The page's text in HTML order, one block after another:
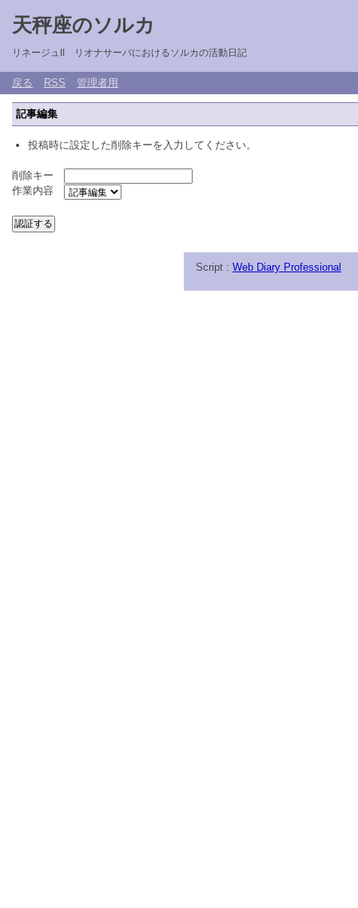
天秤座のソルカ
リネージュII リオナサーバにおけるソルカの活動日記
戻る RSS 管理者用
記事編集
投稿時に設定した削除キーを入力してください。
削除キー
作業内容
Script : Web Diary Professional